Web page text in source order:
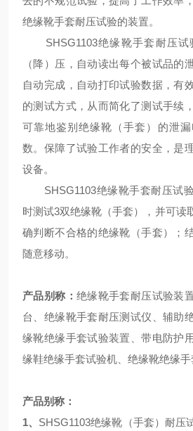
绝缘靴手套耐压试验的装置。
SHSG1103绝缘靴手套耐压试
（降）压，自动读出每个被试品的
自动完成，自动打印试验数据，有
的测试方式，从而简化了测试手续
可靠地鉴别绝缘靴（手套）的泄
数。保障了试验工作者的安全，是
设备。
SHSG1103绝缘靴手套耐压试验
时测试3双绝缘靴（手套），并可读
确判断不合格的绝缘靴（手套）；
随意移动。
产品别称： 绝缘靴手套耐压试验装
台、绝缘靴手套耐压测试仪、辅助
缘靴绝缘手套试验装置、带电防护
缘鞋绝缘手套试验机、绝缘靴绝缘
产品别称：
1、 SHSG1103绝缘靴（手套）耐压